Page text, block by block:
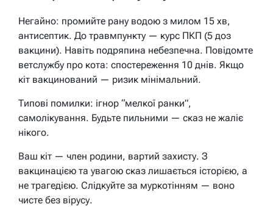
Негайно: промийте рану водою з милом 15 хв,
антисептик. До травмпункту — курс ПКП (5 доз
вакцини). Навіть подряпина небезпечна. Повідомте
ветслужбу про кота: спостереження 10 днів. Якщо
кіт вакцинований — ризик мінімальний.
Типові помилки: ігнор “мелкої ранки”,
самолікування. Будьте пильними — сказ не жаліє
нікого.
Ваш кіт — член родини, вартий захисту. З
вакцинацією та увагою сказ лишається історією, а
не трагедією. Слідкуйте за муркотінням — воно
чисте без вірусу.